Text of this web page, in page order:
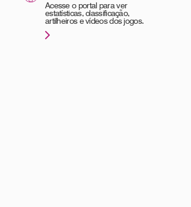
Acesse o portal para ver
estatísticas, classificação,
artilheiros e vídeos dos jogos.